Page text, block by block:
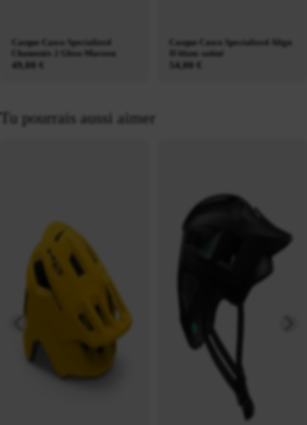
Casque Casco Specialized
Chamonix 2 Gloss Maroon
49,00 €
Casque Casco Specialized Align
II blanc satiné
54,00 €
Tu pourrais aussi aimer